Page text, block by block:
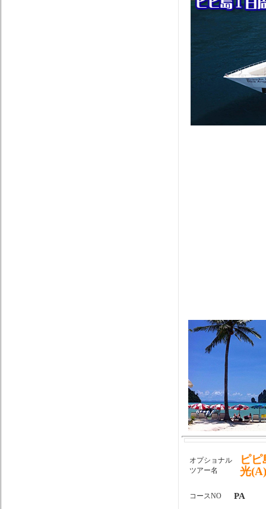
オプショナル
ツアー名
ピ
光(A)
コースNO PA